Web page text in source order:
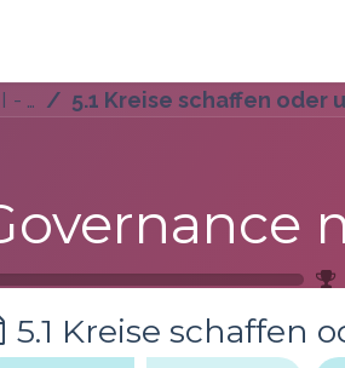
Governance mitgestalten II - Vertiefung 5.1 Kreise schaffen oder
5.1 Kreise schaffen